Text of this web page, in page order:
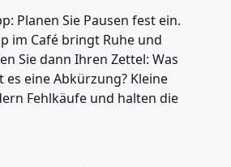
Planen Sie Pausen fest ein.
im Café bringt Ruhe und
Sie dann Ihren Zettel: Was
es eine Abkürzung? Kleine
Fehlkäufe und halten die